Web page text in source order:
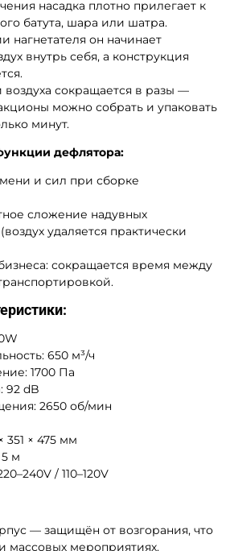
насадка плотно прилегает к
батутa, шара или шатра.
нагнетателя он начинает
внутрь себя, а конструкция
воздуха сокращается в разы —
можно собрать и упаковать
минут.
дефлятора:
и сил при сборке
сложение надувных
удаляется практически
сокращается время между
650 м³/ч
1700 Па
92 dB
2650 об/мин
351 × 475 мм
м
/ 110–120V
— защищён от возгорания, что
массовых мероприятиях.